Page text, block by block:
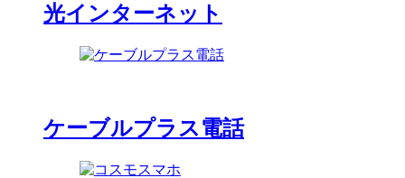
光インターネット
ケーブルプラス電話